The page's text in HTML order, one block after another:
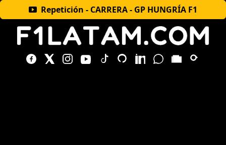
Repetición - CARRERA - GP HUNGRÍA F1